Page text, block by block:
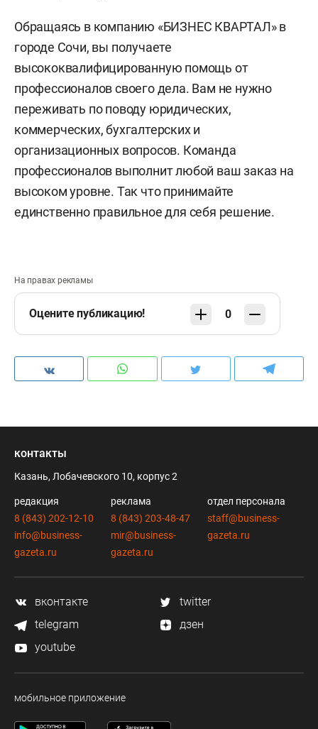
Обращаясь в компанию «БИЗНЕС КВАРТАЛ» в
городе Сочи, вы получаете
высококвалифицированную помощь от
профессионалов своего дела. Вам не нужно
переживать по поводу юридических,
коммерческих, бухгалтерских и
организационных вопросов. Команда
профессионалов выполнит любой ваш заказ на
высоком уровне. Так что принимайте
единственно правильное для себя решение.
На правах рекламы
Оцените публикацию! 0
контакты
Казань, Лобачевского 10, корпус 2
редакция
8 (843) 202-12-10
info@business-
gazeta.ru
реклама
8 (843) 203-48-47
mir@business-
gazeta.ru
отдел персонала
staff@business-
gazeta.ru
вконтакте
twitter
telegram
дзен
youtube
мобильное приложение